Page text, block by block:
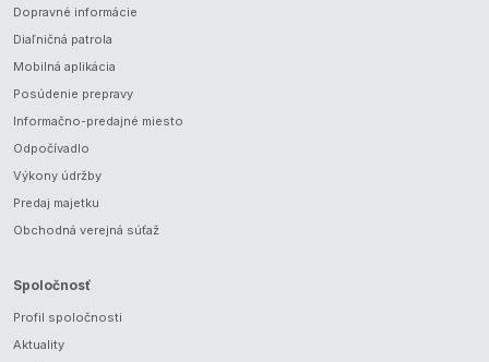
Dopravné informácie
Diaľničná patrola
Mobilná aplikácia
Posúdenie prepravy
Informačno-predajné miesto
Odpočívadlo
Výkony údržby
Predaj majetku
Obchodná verejná súťaž
Spoločnosť
Profil spoločnosti
Aktuality